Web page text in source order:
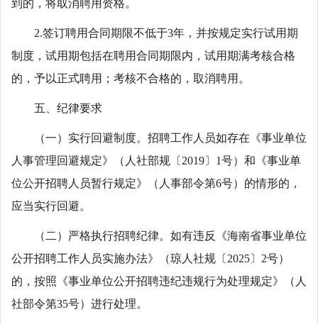
到的，将取消聘用资格。
2.签订聘用合同期限不低于3年，并按规定实行试用期
制度，试用期包括在聘用合同期限内，试用期满考核合格
的，予以正式聘用；考核不合格的，取消聘用。
五、纪律要求
（一）实行回避制度。招聘工作人员如存在《事业单位
人事管理回避规定》（人社部规〔2019〕1号）和《事业单
位公开招聘人员暂行规定》（人事部令第6号）的情形的，
应当实行回避。
（二）严格执行招聘纪律。如有违反《海南省事业单位
公开招聘工作人员实施办法》（琼人社规〔2025〕2号）
的，按照《事业单位公开招聘违纪违规行为处理规定》（人
社部令第35号）进行处理。